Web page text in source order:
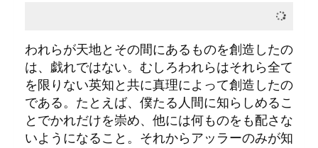
われらが天地とその間にあるものを創造したの
は、戯れではない。むしろわれらはそれら全て
を限りない英知と共に真理によって創造したの
である。たとえば、僕たる人間に知らしめるこ
とでかれだけを崇め、他には何ものをも配さな
いようになること。それからアッラーのみが知